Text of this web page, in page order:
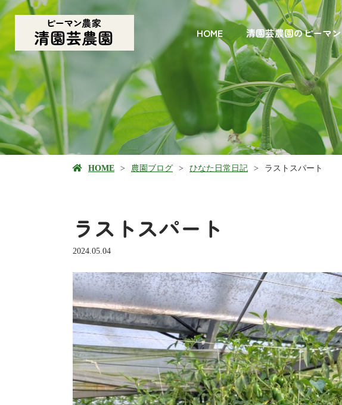
HOME 清園芸農園のピーマン
HOME 農園ブログ ひなた日常日記 ラストスパート
ラストスパート
2024.05.04